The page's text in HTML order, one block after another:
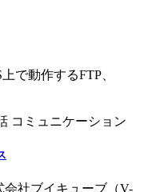
で動作するFTP、
コミュニケーション
社ブイキューブ（V-